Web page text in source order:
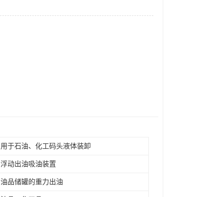
用于石油、化工码头液体装卸
浮动出油吸油装置
油品储罐的重力出油